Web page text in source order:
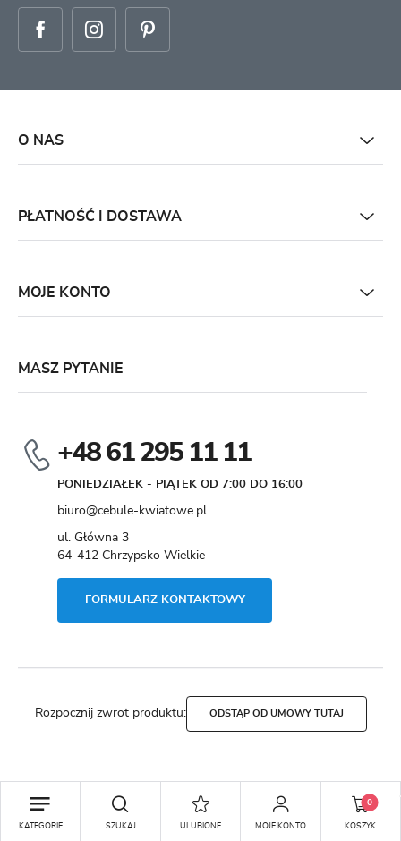
O NAS
PŁATNOŚĆ I DOSTAWA
MOJE KONTO
MASZ PYTANIE
+48 61 295 11 11
PONIEDZIAŁEK - PIĄTEK OD 7:00 DO 16:00
biuro@cebule-kwiatowe.pl
ul. Główna 3
64-412 Chrzypsko Wielkie
FORMULARZ KONTAKTOWY
Rozpocznij zwrot produktu: ODSTĄP OD UMOWY TUTAJ
Copyright by cebule-kwiatowe.pl
Agencja interaktywna
Powered by 2ClickShop®
KATEGORIE SZUKAJ ULUBIONE MOJE KONTO
0
KOSZYK